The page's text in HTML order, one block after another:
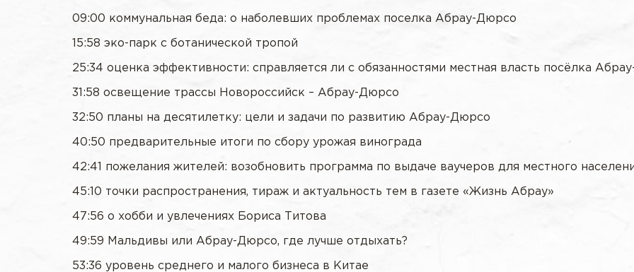
09:00 коммунальная беда: о наболевших проблемах поселка Абрау-Дюрсо
15:58 эко-парк с ботанической тропой
25:34 оценка эффективности: справляется ли с обязанностями местная власть посёлка
31:58 освещение трассы Новороссийск – Абрау-Дюрсо
32:50 планы на десятилетку: цели и задачи по развитию Абрау-Дюрсо
40:50 предварительные итоги по сбору урожая винограда
42:41 пожелания жителей: возобновить программа по выдаче ваучеров для местного
45:10 точки распространения, тираж и актуальность тем в газете «Жизнь Абрау»
47:56 о хобби и увлечениях Бориса Титова
49:59 Мальдивы или Абрау-Дюрсо, где лучше отдыхать?
53:36 уровень среднего и малого бизнеса в Китае